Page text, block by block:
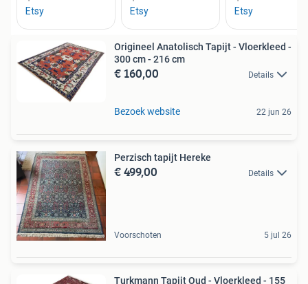
Origineel Anatolisch Tapijt - Vloerkleed -
300 cm - 216 cm
€ 160,00 Details
Bezoek website 22 jun 26
Perzisch tapijt Hereke
€ 499,00 Details
Voorschoten 5 jul 26
Turkmann Tapijt Oud - Vloerkleed - 155